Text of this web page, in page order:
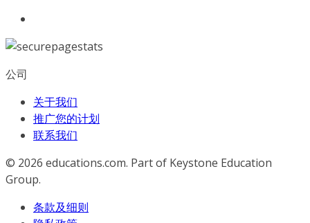
公司
关于我们
推广您的计划
联系我们
© 2026 educations.com. Part of Keystone Education
Group.
条款及细则